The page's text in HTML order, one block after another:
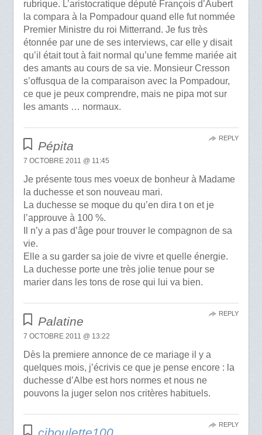
rubrique. L’aristocratique député François d’Aubert
la compara à la Pompadour quand elle fut nommée
Premier Ministre du roi Mitterrand. Je fus très
étonnée par une de ses interviews, car elle y disait
qu’il était tout à fait normal qu’une femme mariée ait
des amants au cours de sa vie. Monsieur Cresson
s’offusqua de la comparaison avec la Pompadour,
ce que je peux comprendre, mais ne pipa mot sur
les amants … normaux.
Pépita
7 OCTOBRE 2011 @ 11:45
Je présente tous mes voeux de bonheur à Madame
la duchesse et son nouveau mari.
La duchesse se moque du qu’en dira t on et je
l’approuve à 100 %.
Il n’y a pas d’âge pour trouver le compagnon de sa
vie.
Elle a su garder sa joie de vivre et quelle énergie.
La duchesse porte une très jolie tenue pour se
marier dans les tons de rose qui lui va bien.
REPLY
Palatine
7 OCTOBRE 2011 @ 13:22
Dès la premiere annonce de ce mariage il y a
quelques mois, j’écrivis ce que je pense encore : la
duchesse d’Albe est hors normes et nous ne
pouvons la juger selon nos critères habituels.
REPLY
REPLY